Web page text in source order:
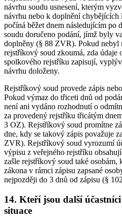
návrhu soudu usnesení, kterým
návrhu nebo k doplnění
počíná běžet dnem následujícím po
soudu doručeno podání, jímž byly
doplněny (§ 88 ZVR). Pokud nebyl
rejstříkový soud zkoumá, zda údaje
spolkového rejstříku zapisují,
návrhu doloženy.
Rejstříkový soud provede zápis
Pokud výmaz do třiceti dnů od
není ani vydáno rozhodnutí o
za provedený rejstříku třicátým
3 OZ). Rejstříkový soud promítne
dne, kdy se takový zápis považuje
ZVR). Rejstříkový soud vyrozumí
výpisu z veřejného rejstříku
zašle rejstříkový soud také osobám,
zákona v rámci zápisu zapsané
nejpozději do 3 dnů od zápisu (§
14. Kteří jsou další
situace